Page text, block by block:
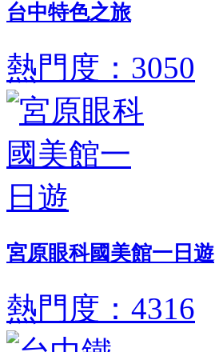
台中特色之旅
熱門度：3050
宮原眼科國美館一日遊
熱門度：4316